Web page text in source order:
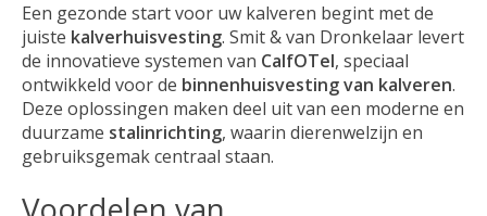
Een gezonde start voor uw kalveren begint met de
juiste kalverhuisvesting. Smit & van Dronkelaar levert
de innovatieve systemen van CalfOTel, speciaal
ontwikkeld voor de binnenhuisvesting van kalveren.
Deze oplossingen maken deel uit van een moderne en
duurzame stalinrichting, waarin dierenwelzijn en
gebruiksgemak centraal staan.